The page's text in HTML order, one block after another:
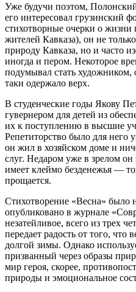
Уже будучи поэтом,
его интересовал грузинский
стихотворные очерки о жизни
жителей Кавказа), он не
природу Кавказа, но и часто
иногда и пером. Некоторое
подумывал стать художником,
таки одержало верх.
В студенческие годы Якову
гувернером для детей из
их к поступлению в высшие
Репетиторство было для него
он жил в хозяйском доме и
слуг. Недаром уже в зрелом он
имеет клеймо безденежья —
прощается.
Стихотворение «Весна» было
опубликовано в журнале
незатейливое, всего из трех
передает радость от того, что
долгой зимы. Однако
призванный через образы
мир героя, скорее,
природы и эмоциональное